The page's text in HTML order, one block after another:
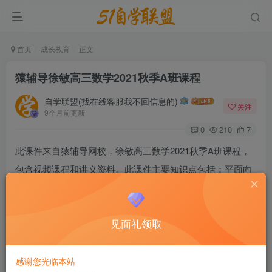
首页 成长教育 正文
猿辅导徐敏高三数学2021秋季A班课程
自学联盟(找在线客服我不回信息的)
9个月前更新
关注
0 210 7
此课件来自猿辅导网校，徐敏高三数学2021秋季A班课程，
包含视频课程和讲义资料。此课件主要知识点包括：平面向
量、解三角形、导数运算及几何意义、利用导数求函数单调
性、利用导数求极最值、不等式、等差数列及综合、等比数
列及综合、通项式、直线与圆的方程、椭圆的定义及性质、
行与垂直、概率与统计等视频。
见面礼领取
感谢您光临本站